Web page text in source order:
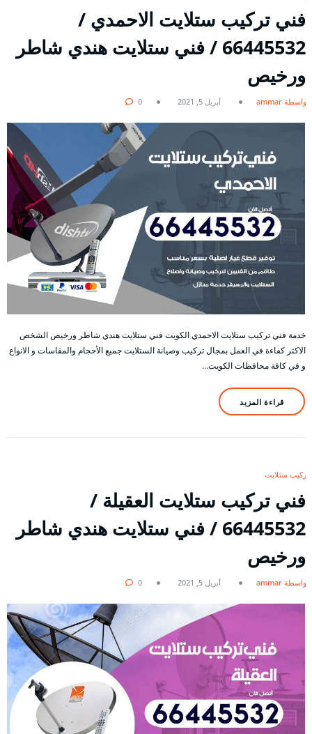
فني تركيب ستلايت الاحمدي /
66445532 / فني ستلايت هندي شاطر
ورخيص
بواسطة ammar أبريل 5, 2021 0
خدمة فني تركيب ستلايت الاحمدي الكويت فني ستلايت هندي شاطر ورخيص الشخص
الاكثر كفاءة في العمل بمجال تركيب وصيانة الستلايت جميع الأحجام والمقاسات و الانواع
و في كافة محافظات الكويت…
قراءة المزيد
تركيب ستلايت
فني تركيب ستلايت العقيلة /
66445532 / فني ستلايت هندي شاطر
ورخيص
بواسطة ammar أبريل 5, 2021 0